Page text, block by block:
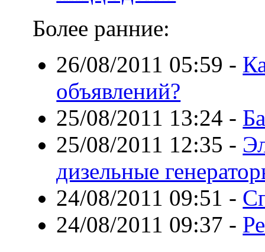
Более ранние:
26/08/2011 05:59 -
объявлений?
25/08/2011 13:24 -
25/08/2011 12:35 -
дизельные
24/08/2011 09:51 -
24/08/2011 09:37 -